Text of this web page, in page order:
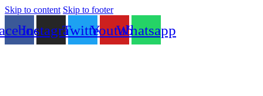
Skip to content Skip to footer
InstagramTwitterYoutubeWhatsapp